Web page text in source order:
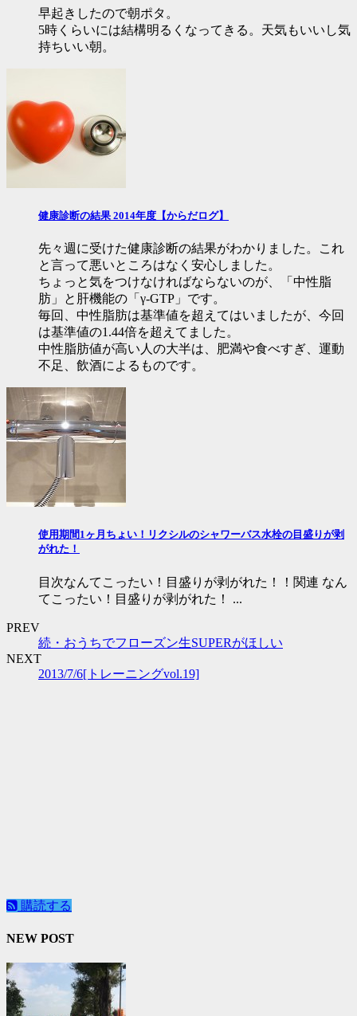
早起きしたので朝ポタ。
5時くらいには結構明るくなってきる。天気もいいし気
持ちいい朝。
健康診断の結果 2014年度【からだログ】
先々週に受けた健康診断の結果がわかりました。これ
と言って悪いところはなく安心しました。
ちょっと気をつけなければならないのが、「中性脂
肪」と肝機能の「γ-GTP」です。
毎回、中性脂肪は基準値を超えてはいましたが、今回
は基準値の1.44倍を超えてました。
中性脂肪値が高い人の大半は、肥満や食べすぎ、運動
不足、飲酒によるものです。
使用期間1ヶ月ちょい！リクシルのシャワーバス水栓の目盛りが剥
がれた！
目次なんてこったい！目盛りが剥がれた！！関連 なん
てこったい！目盛りが剥がれた！ ...
PREV
続・おうちでフローズン生SUPERがほしい
NEXT
2013/7/6[トレーニングvol.19]
購読する
NEW POST